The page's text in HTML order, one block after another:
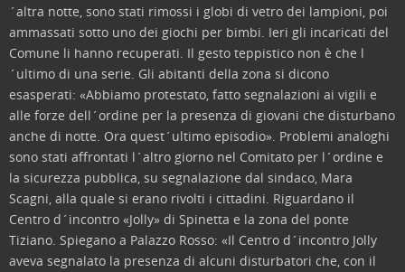
´altra notte, sono stati rimossi i globi di vetro dei lampioni, poi
ammassati sotto uno dei giochi per bimbi. Ieri gli incaricati del
Comune li hanno recuperati. Il gesto teppistico non è che l
´ultimo di una serie. Gli abitanti della zona si dicono
esasperati: «Abbiamo protestato, fatto segnalazioni ai vigili e
alle forze dell´ordine per la presenza di giovani che disturbano
anche di notte. Ora quest´ultimo episodio». Problemi analoghi
sono stati affrontati l´altro giorno nel Comitato per l´ordine e
la sicurezza pubblica, su segnalazione dal sindaco, Mara
Scagni, alla quale si erano rivolti i cittadini. Riguardano il
Centro d´incontro «Jolly» di Spinetta e la zona del ponte
Tiziano. Spiegano a Palazzo Rosso: «Il Centro d´incontro Jolly
aveva segnalato la presenza di alcuni disturbatori che, con il